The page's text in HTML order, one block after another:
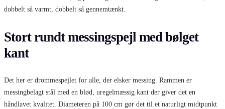
dobbelt så varmt, dobbelt så gennemtænkt.
Stort rundt messingspejl med bølget
kant
Det her er drommespejlet for alle, der elsker messing. Rammen er
messingbelagt stål med en blød, uregelmæssig kant der giver det en
håndlavet kvalitet. Diameteren på 100 cm gør det til et naturligt midtpunkt